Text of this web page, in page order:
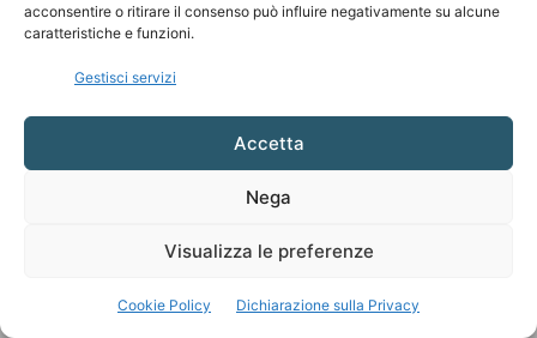
acconsentire o ritirare il consenso può influire negativamente su alcune
caratteristiche e funzioni.
Gestisci servizi
Accetta
Nega
Visualizza le preferenze
Cookie Policy Dichiarazione sulla Privacy